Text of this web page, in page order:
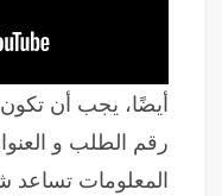
أيضًا، يجب أن
رقم الطلب و
المعلومات تساعد